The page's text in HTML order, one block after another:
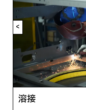
溶接
<